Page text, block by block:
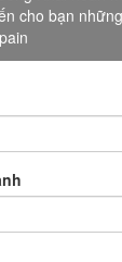
cho bạn